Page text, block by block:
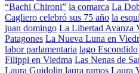
“Bachi Chironi” la comarca La
Cagliero celebró sus 75 año la
juan domingo La Libertad Avanza
Patagones La Nueva Luna en
labor parlamentaria lago Escondido
Filippi en Viedma Las Nenas de
Laura Guidolin laura ramos Laura